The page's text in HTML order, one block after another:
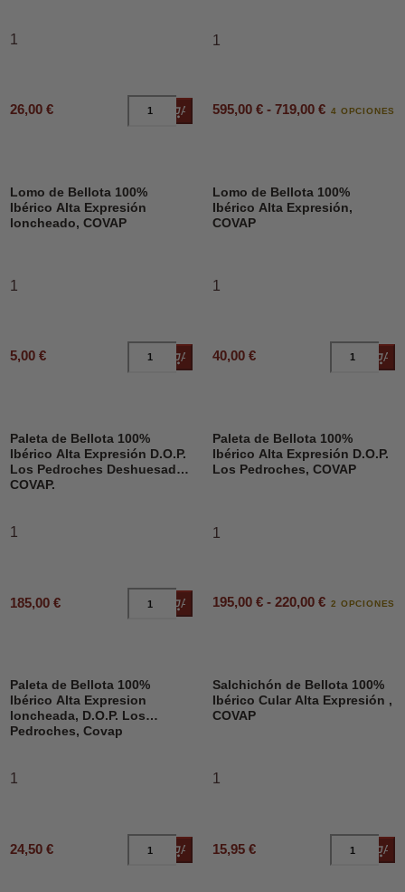
1
26,00 € Añadir al carrito
1
595,00 € - 719,00 € 4 OPCIONES
Lomo de Bellota 100%
Ibérico Alta Expresión
loncheado, COVAP
1
5,00 € Añadir al carrito
Lomo de Bellota 100%
Ibérico Alta Expresión,
COVAP
1
40,00 €
Paleta de Bellota 100%
Ibérico Alta Expresión D.O.P.
Los Pedroches Deshuesado,
COVAP.
1
185,00 € Añadir al carrito
Paleta de Bellota 100%
Ibérico Alta Expresión D.O.P.
Los Pedroches, COVAP
1
195,00 € - 220,00 € 2 OPCIONES
Paleta de Bellota 100%
Ibérico Alta Expresion
loncheada, D.O.P. Los
Pedroches, Covap
1
24,50 € Añadir al carrito
Salchichón de Bellota 100%
Ibérico Cular Alta Expresión ,
COVAP
1
15,95 €